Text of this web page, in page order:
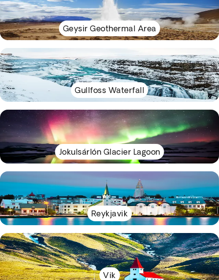
Geysir Geothermal Area
Gullfoss Waterfall
Jokulsárlón Glacier Lagoon
Reykjavik
Vik